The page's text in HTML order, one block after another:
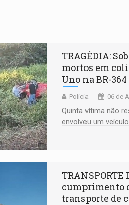
TRAGÉDIA:
mortos em
Uno na BR-364
Polícia 06 de
Quinta vítima não
envolveu um
TRANSPORTE
cumprimento
transporte de